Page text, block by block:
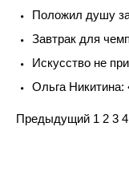
Положил душу
Завтрак для
Искусство не
Ольга Никитина:
Navigation
Предыдущий 1 2 3 4